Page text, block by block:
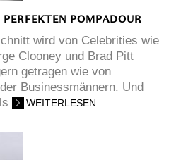
POMPADOUR
wird von Celebrities wie
Clooney und Brad Pitt
getragen wie von
Businessmännern. Und
WEITERLESEN